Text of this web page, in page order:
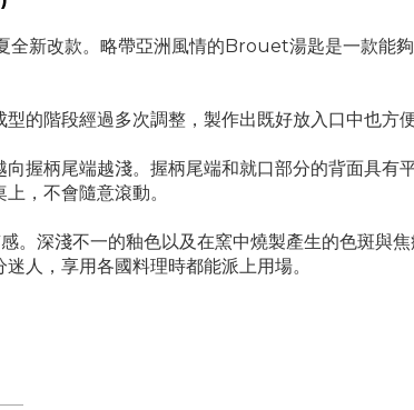
新改款。略帶亞洲風情的Brouet湯匙是一款能
的階段經過多次調整，製作出既好放入口中也方便
握柄尾端越淺。握柄尾端和就口部分的背面具有
，不會隨意滾動。
。深淺不一的釉色以及在窯中燒製產生的色斑與
人，享用各國料理時都能派上用場。